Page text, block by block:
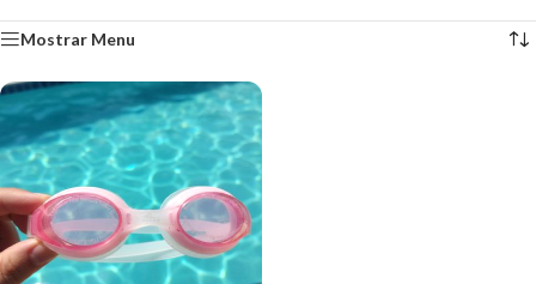
Mostrar Menu